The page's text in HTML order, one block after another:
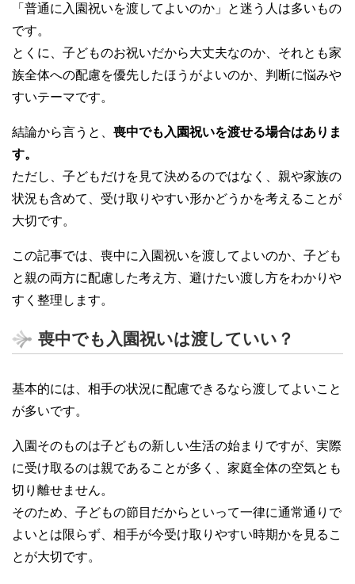
「普通に入園祝いを渡してよいのか」と迷う人は多いもの
です。
とくに、子どものお祝いだから大丈夫なのか、それとも家
族全体への配慮を優先したほうがよいのか、判断に悩みや
すいテーマです。
結論から言うと、 喪中でも入園祝いを渡せる場合はありま
す。
ただし、子どもだけを見て決めるのではなく、親や家族の
状況も含めて、受け取りやすい形かどうかを考えることが
大切です。
この記事では、喪中に入園祝いを渡してよいのか、子ども
と親の両方に配慮した考え方、避けたい渡し方をわかりや
すく整理します。
喪中でも入園祝いは渡していい？
基本的には、相手の状況に配慮できるなら渡してよいこと
が多いです。
入園そのものは子どもの新しい生活の始まりですが、実際
に受け取るのは親であることが多く、家庭全体の空気とも
切り離せません。
そのため、子どもの節目だからといって一律に通常通りで
よいとは限らず、相手が今受け取りやすい時期かを見るこ
とが大切です。